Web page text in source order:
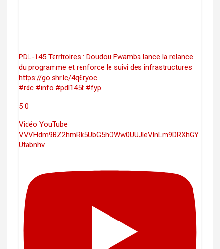
PDL-145 Territoires : Doudou Fwamba lance la relance
du programme et renforce le suivi des infrastructures
https://go.shr.lc/4q6ryoc
#rdc #info #pdl145t #fyp
5 0
Vidéo YouTube
VVVHdm9BZ2hmRk5UbG5hOWw0UUJleVlnLm9DRXhGY
Utabnhv